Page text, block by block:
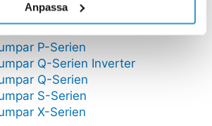
Anpassa
P-Serien
Q-Serien Inverter
Q-Serien
S-Serien
X-Serien